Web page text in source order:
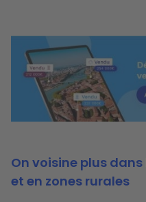
On voisine plus
et en zones rurales